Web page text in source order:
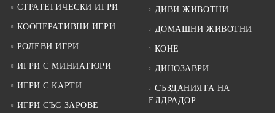
СТРАТЕГИЧЕСКИ ИГРИ
КООПЕРАТИВНИ ИГРИ
РОЛЕВИ ИГРИ
ИГРИ С МИНИАТЮРИ
ИГРИ С КАРТИ
ИГРИ СЪС ЗАРОВЕ
ДИВИ ЖИВОТНИ
ДОМАШНИ ЖИВОТНИ
КОНЕ
ДИНОЗАВРИ
СЪЗДАНИЯТА НА
ЕЛДРАДОР